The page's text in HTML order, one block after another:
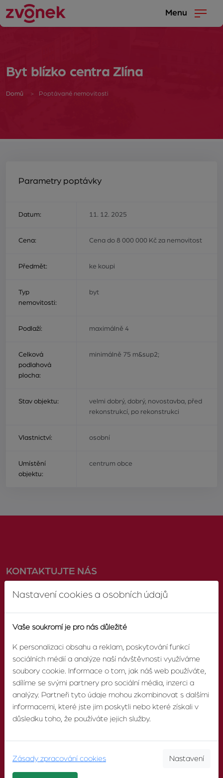
Menu
Byt blízko centra Zlína
Domů Poptávané nemovitosti
Parametry poptávky
Datum: 11. 12. 2025
Cena: Cena do 8 000 000 Kč za nemovitost
Předmět: ke koupi
Typ
nemovitosti:
byt
Podlaží: maximálně 4
Celková
podlahová
plocha:
minimálně 75 m&sup2;
Stav objektu:
velmi dobrý, dobrý, novostavba, před
rekonstrukcí, po rekonstrukci
Vlastnictví: osobní
Umístění
objektu:
centrum obce
KONTAKTUJTE NÁS
603 246 680
E-MAIL
info@zvonek.cz
SOCIÁLNÍ SÍTĚ
Facebook
O AGENTUŘE
Nastavení cookies a osobních údajů
Vaše soukromí je pro nás důležité
K personalizaci obsahu a reklam, poskytování funkcí
sociálních médií a analýze naší návštěvnosti využíváme
soubory cookie. Informace o tom, jak náš web používáte,
sdílíme se svými partnery pro sociální média, inzerci a
analýzy. Partneři tyto údaje mohou zkombinovat s dalšími
informacemi, které jste jim poskytli nebo které získali v
důsledku toho, že používáte jejich služby.
Zásady zpracování cookies Nastavení